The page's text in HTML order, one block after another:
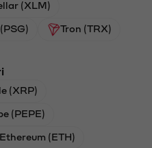
(XLM)
Tron (TRX)
(XRP)
(PEPE)
Ethereum (ETH)